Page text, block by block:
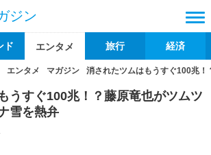
ジン
ド エンタメ 旅行 経済
エンタメ マガジン 消されたツムはもうすぐ100兆
うすぐ100兆！？藤原竜也がツムツ
雪を熱弁